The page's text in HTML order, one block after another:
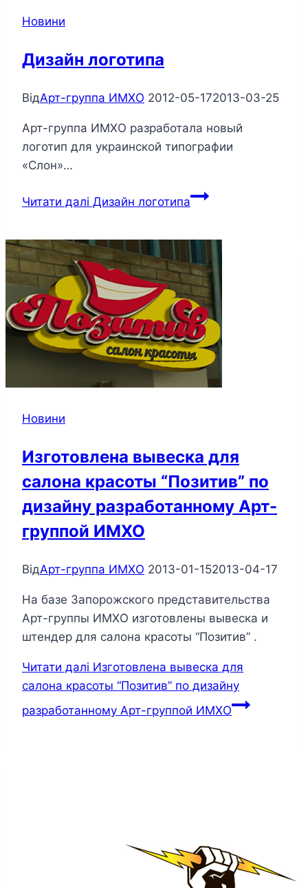
Новини
Дизайн логотипа
ВідАрт-группа ИМХО 2012-05-172013-03-25
Арт-группа ИМХО разработала новый
логотип для украинской типографии
«Слон»…
Читати далі Дизайн логотипа
Новини
Изготовлена вывеска для
салона красоты “Позитив” по
дизайну разработанному Арт-
группой ИМХО
ВідАрт-группа ИМХО 2013-01-152013-04-17
На базе Запорожского представительства
Арт-группы ИМХО изготовлены вывеска и
штендер для салона красоты “Позитив” .
Читати далі Изготовлена вывеска для
салона красоты “Позитив” по дизайну
разработанному Арт-группой ИМХО